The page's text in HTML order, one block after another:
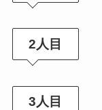
2人目
3人目